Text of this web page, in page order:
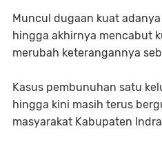
Muncul dugaan kuat
hingga akhirnya mencabut
merubah keterangannya
Kasus pembunuhan satu
hingga kini masih terus
masyarakat Kabupaten